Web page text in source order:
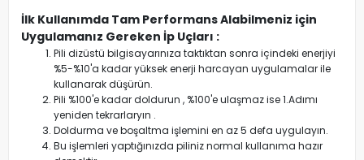
İlk Kullanımda Tam Performans Alabilmeniz için
Uygulamanız Gereken İp Uçları :
Pili dizüstü bilgisayarınıza taktıktan sonra içindeki enerjiyi
%5-%10'a kadar yüksek enerji harcayan uygulamalar ile
kullanarak düşürün.
Pili %100'e kadar doldurun , %100'e ulaşmaz ise 1.Adımı
yeniden tekrarlaryın .
Doldurma ve boşaltma işlemini en az 5 defa uygulayın.
Bu işlemleri yaptığınızda piliniz normal kullanıma hazır